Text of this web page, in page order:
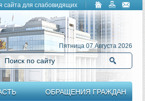
сайта для слабовидящих
Пятница 07 Августа 2026
Поиск по сайту
ОБРАЩЕНИЯ ГРАЖДАН